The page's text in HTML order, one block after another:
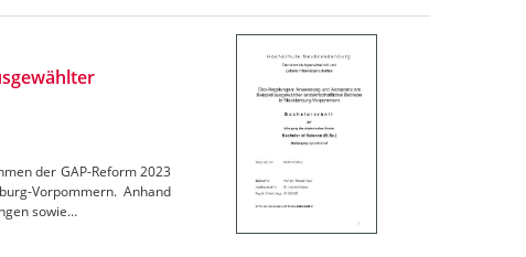
der GAP-Reform 2023
Vorpommern. Anhand
sowie…